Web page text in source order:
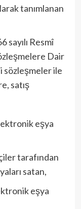
tanımlanan
Resmî
Dair
sözleşmeler ile
satış
eşya
tarafından
satan,
eşya